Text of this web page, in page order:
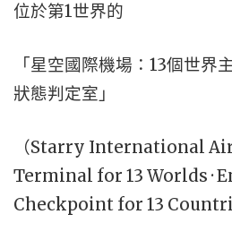
位於第1世界的
「星空國際機場：13個世界
狀態判定室」
（Starry International
Terminal for 13 Worlds ·
Checkpoint for 13